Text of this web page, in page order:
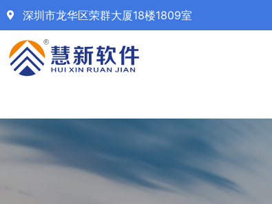
深圳市龙华区荣群大厦18楼1809室